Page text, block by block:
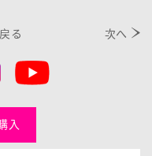
る 次へ
入